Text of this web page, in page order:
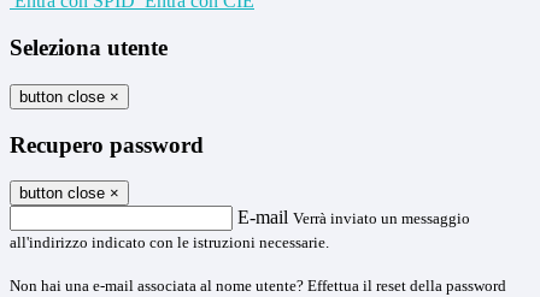
Seleziona utente
button close ×
Recupero password
button close ×
E-mail Verrà inviato un messaggio
all'indirizzo indicato con le istruzioni necessarie.
Non hai una e-mail associata al nome utente? Effettua il reset della password